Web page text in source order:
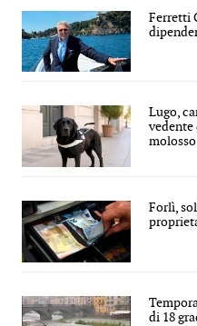
Ferretti
Lugo,
molosso
Forlì,
di 18